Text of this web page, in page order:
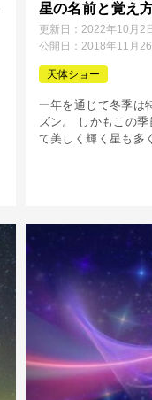
星の名前と覚え
更新日： 2022年10月2
公開日： 2018年11月26
天体ショー
一年を通じて冬季は
ズン。 しかもこの
て美しく輝く星も多
そんな星たちの中
ダイヤモンド」と